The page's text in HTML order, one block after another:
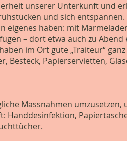
unserer Unterkunft und
und sich
eigenes haben: mit
– dort etwa auch zu
im Ort gute „Traiteur“
Besteck, Papierservietten,
Massnahmen
Handdesinfektion,